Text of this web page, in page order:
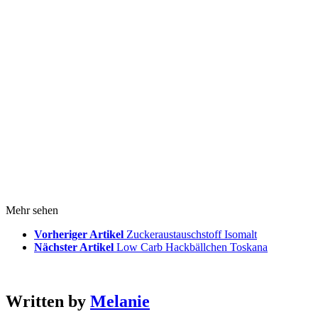
Mehr sehen
Vorheriger Artikel Zuckeraustauschstoff Isomalt
Nächster Artikel Low Carb Hackbällchen Toskana
Written by Melanie